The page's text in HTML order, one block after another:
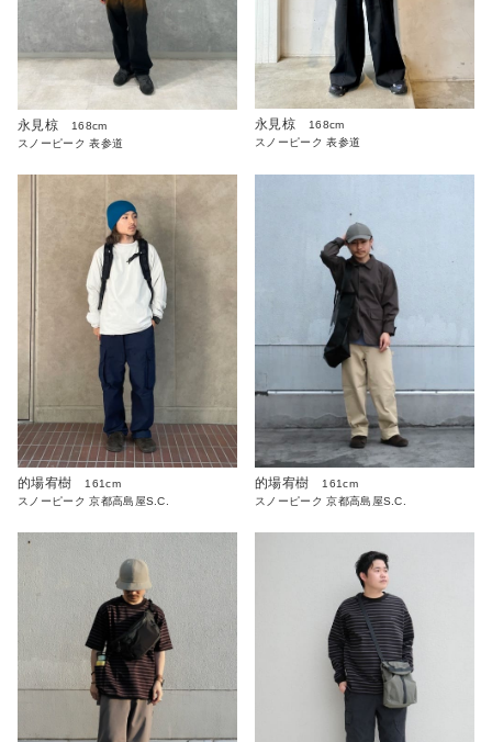
永見椋
168cm
スノーピーク 表参道
永見椋
168cm
スノーピーク 表参道
的場宥樹
161cm
スノーピーク 京都高島屋S.C.
的場宥樹
161cm
スノーピーク 京都高島屋S.C.